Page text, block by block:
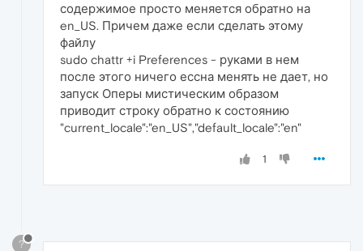
содержимое просто меняется обратно на
en_US. Причем даже если сделать этому
файлу
sudo chattr +i Preferences - руками в нем
после этого ничего ессна менять не дает, но
запуск Оперы мистическим образом
приводит строку обратно к состоянию
"current_locale":"en_US","default_locale":"en"
1
?